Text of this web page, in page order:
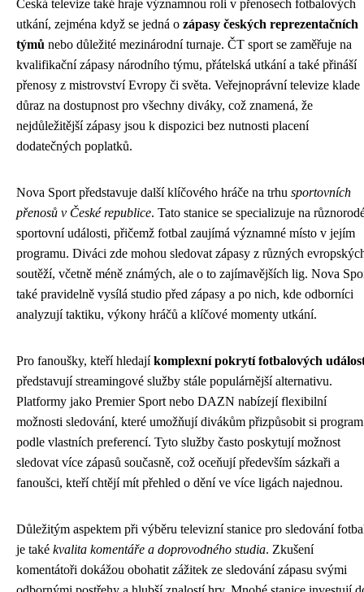
Česká televize také hraje významnou roli v přenosech fotbalových
utkání, zejména když se jedná o zápasy českých reprezentačních
týmů nebo důležité mezinárodní turnaje. ČT sport se zaměřuje na
kvalifikační zápasy národního týmu, přátelská utkání a také přináší
přenosy z mistrovství Evropy či světa. Veřejnoprávní televize klade
důraz na dostupnost pro všechny diváky, což znamená, že
nejdůležitější zápasy jsou k dispozici bez nutnosti placení
dodatečných poplatků.
Nova Sport představuje další klíčového hráče na trhu sportovních
přenosů v České republice. Tato stanice se specializuje na
sportovní události, přičemž fotbal zaujímá významné místo v jejím
programu. Diváci zde mohou sledovat zápasy z různých
soutěží, včetně méně známých, ale o to zajímavějších lig. Nova
také pravidelně vysílá studio před zápasy a po nich, kde odborníci
analyzují taktiku, výkony hráčů a klíčové momenty utkání.
Pro fanoušky, kteří hledajíkomplexní pokrytí fotbalových
představují streamingové služby stále populárnější alternativu.
Platformy jako Premier Sport nebo DAZN nabízejí flexibilní
možnosti sledování, které umožňují divákům přizpůsobit si program
podle vlastních preferencí. Tyto služby často poskytují možnost
sledovat více zápasů současně, což oceňují především sázkaři a
fanoušci, kteří chtějí mít přehled o dění ve více ligách najednou.
Důležitým aspektem při výběru televizní stanice pro sledování
je také kvalita komentáře a doprovodného studia. Zkušení
komentátoři dokážou obohatit zážitek ze sledování zápasu svými